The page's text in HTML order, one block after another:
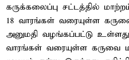
கருக்கலைப்பு சட்டத்தில்
18 வாரங்கள் வரையுள்ள
அனுமதி வழங்கப்பட்டு
வாரங்கள் வரையுள்ள கருவை